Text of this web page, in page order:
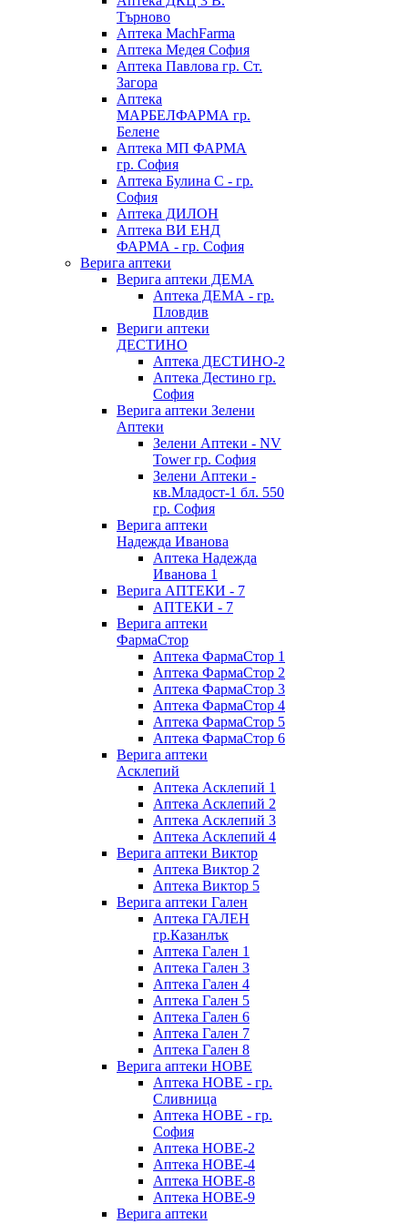
Търново
Аптека MachFarma
Аптека Медея София
Аптека Павлова гр. Ст.
Загора
Аптека
МАРБЕЛФАРМА гр.
Белене
Аптека МП ФАРМА
гр. София
Аптека Булина С - гр.
София
Аптека ДИЛОН
Аптека ВИ ЕНД
ФАРМА - гр. София
Верига аптеки
Верига аптеки ДЕМА
Аптека ДЕМА - гр.
Пловдив
Вериги аптеки
ДЕСТИНО
Аптека ДЕСТИНО-2
Аптека Дестино гр.
София
Верига аптеки Зелени
Аптеки
Зелени Аптеки - NV
Tower гр. София
Зелени Аптеки -
кв.Младост-1 бл. 550
гр. София
Верига аптеки
Надежда Иванова
Аптека Надежда
Иванова 1
Верига АПТЕКИ - 7
АПТЕКИ - 7
Верига аптеки
ФармаСтор
Аптека ФармаСтор 1
Аптека ФармаСтор 2
Аптека ФармаСтор 3
Аптека ФармаСтор 4
Аптека ФармаСтор 5
Аптека ФармаСтор 6
Верига аптеки
Асклепий
Аптека Асклепий 1
Аптека Асклепий 2
Аптека Асклепий 3
Аптека Асклепий 4
Верига аптеки Виктор
Аптека Виктор 2
Аптека Виктор 5
Верига аптеки Гален
Аптека ГАЛЕН
гр.Казанлък
Аптека Гален 1
Аптека Гален 3
Аптека Гален 4
Аптека Гален 5
Аптека Гален 6
Аптека Гален 7
Аптека Гален 8
Верига аптеки НОВЕ
Аптека НОВЕ - гр.
Сливница
Аптека НОВЕ - гр.
София
Аптека НОВЕ-2
Аптека НОВЕ-4
Аптека НОВЕ-8
Аптека НОВЕ-9
Верига аптеки